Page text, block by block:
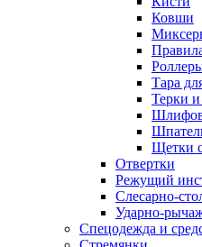
Ковши
Тара
Терки
Щетки
Отвертки
Режущий
Слесарно-
Ударно-
Спецодежда и